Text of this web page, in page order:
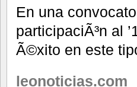
En una
participaciÃ³n al
Ã©xito en este
leonoticias.com